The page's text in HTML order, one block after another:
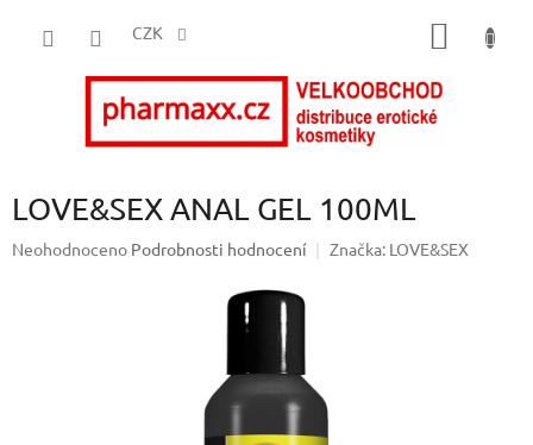
CZK
LOVE&SEX ANAL GEL 100ML
Průměrné
Neohodnoceno Podrobnosti hodnocení Značka: LOVE&SEX